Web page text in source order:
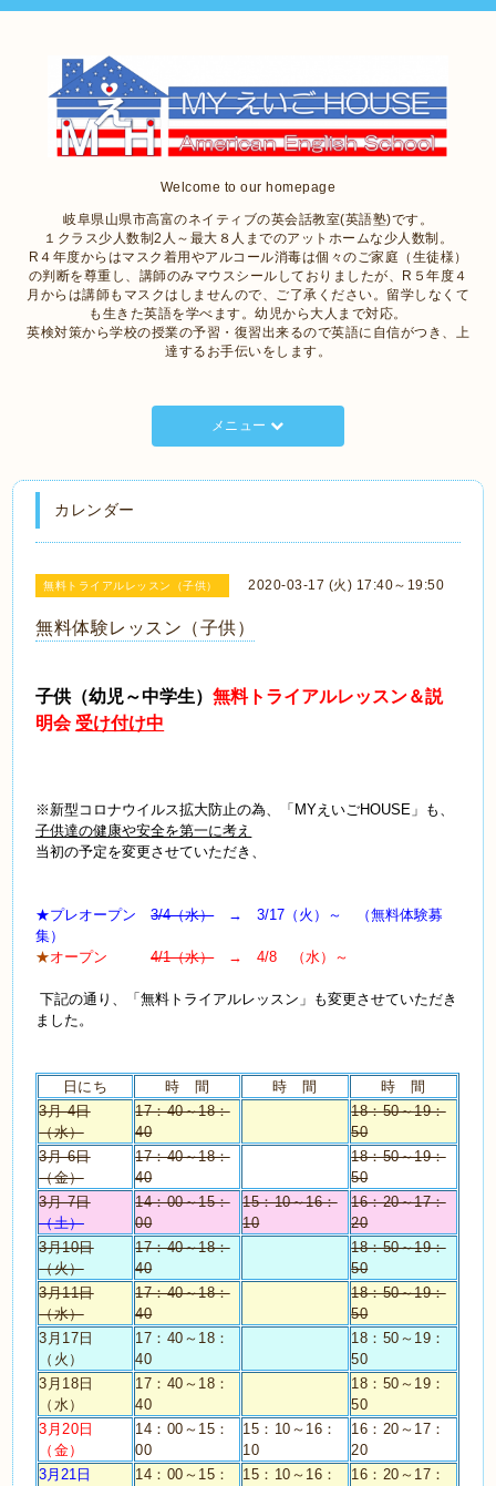
Welcome to our homepage
岐阜県山県市高富のネイティブの英会話教室(英語塾)です。
１クラス少人数制2人～最大８人までのアットホームな少人数制。
R４年度からはマスク着用やアルコール消毒は個々のご家庭（生徒様）
の判断を尊重し、講師のみマウスシールしておりましたが、R５年度４
月からは講師もマスクはしませんので、ご了承ください。留学しなくて
も生きた英語を学べます。幼児から大人まで対応。
英検対策から学校の授業の予習・復習出来るので英語に自信がつき、上
達するお手伝いをします。
メニュー
カレンダー
無料トライアルレッスン（子供） 2020-03-17 (火) 17:40～19:50
無料体験レッスン（子供）
子供（幼児～中学生）無料トライアルレッスン＆説
明会 受け付け中
※新型コロナウイルス拡大防止の為、「MYえいごHOUSE」も、
子供達の健康や安全を第一に考え
当初の予定を変更させていただき、
★プレオープン3/4（水）→ 3/17（火）～ （無料体験募
集）
★オープン4/1（水）→ 4/8 （水）～
下記の通り、「無料トライアルレッスン」も変更させていただき
ました。
日にち 時 間 時 間
時 間
3月 4日
（水）
17：40～18：
40
18：50～19：
50
3月 6日
（金）
17：40～18：
40
18：50～19：
50
3月 7日
（土）
14：00～15：
00
15：10～16：
10
16：20～17：
20
3月10日
（火）
17：40～18：
40
18：50～19：
50
3月11日
（水）
17：40～18：
40
18：50～19：
50
3月17日
（火）
17：40～18：
40
18：50～19：
50
3月18日
（水）
17：40～18：
40
18：50～19：
50
3月20日
（金）
14：00～15：
00
15：10～16：
10
16：20～17：
20
3月21日
14：00～15：
15：10～16：
16：20～17：